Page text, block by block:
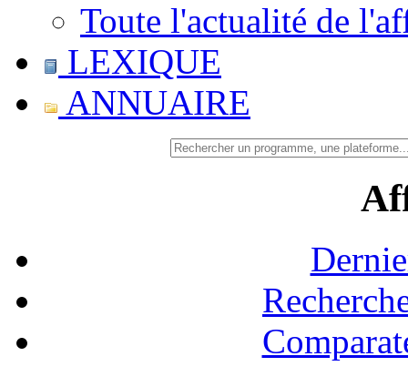
Toute l'actualité de
LEXIQUE
ANNUAIRE